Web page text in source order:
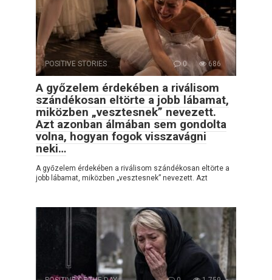
POSITIVE STORIES 0 686
A győzelem érdekében a riválisom
szándékosan eltörte a jobb lábamat,
miközben „vesztesnek” nevezett.
Azt azonban álmában sem gondolta
volna, hogyan fogok visszavágni
neki…
A győzelem érdekében a riválisom szándékosan eltörte a
jobb lábamat, miközben „vesztesnek” nevezett. Azt